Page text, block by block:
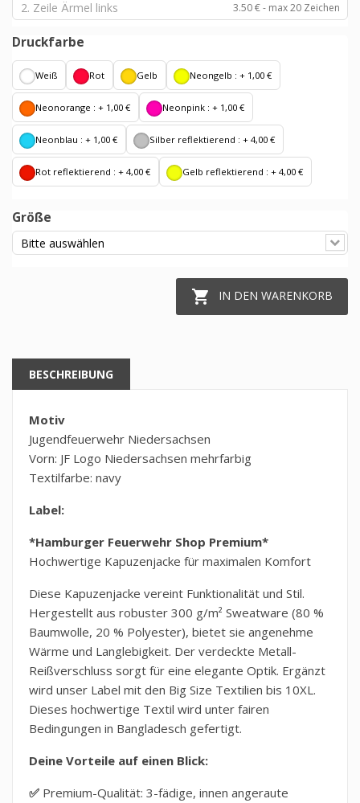
3.50 € - max 20 Zeichen
Druckfarbe
Weiß Rot Gelb Neongelb : + 1,00 €
Neonorange : + 1,00 € Neonpink : + 1,00 €
Neonblau : + 1,00 € Silber reflektierend : + 4,00 €
Rot reflektierend : + 4,00 € Gelb reflektierend : + 4,00 €
Größe
 IN DEN WARENKORB
BESCHREIBUNG
Motiv
Jugendfeuerwehr Niedersachsen
Vorn: JF Logo Niedersachsen mehrfarbig
Textilfarbe: navy
Label:
*Hamburger Feuerwehr Shop Premium*
Hochwertige Kapuzenjacke für maximalen Komfort
Diese Kapuzenjacke vereint Funktionalität und Stil.
Hergestellt aus robuster 300 g/m² Sweatware (80 %
Baumwolle, 20 % Polyester), bietet sie angenehme
Wärme und Langlebigkeit. Der verdeckte Metall-
Reißverschluss sorgt für eine elegante Optik. Ergänzt
wird unser Label mit den Big Size Textilien bis 10XL.
Dieses hochwertige Textil wird unter fairen
Bedingungen in Bangladesch gefertigt.
Deine Vorteile auf einen Blick:
✅ Premium-Qualität: 3-fädige, innen angeraute